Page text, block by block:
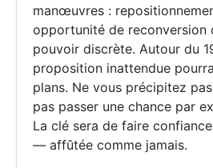
manœuvres :
opportunité de reconversion
pouvoir discrète. Autour du
proposition inattendue
plans. Ne vous précipitez
pas passer une chance par
La clé sera de faire
— affûtée comme jamais.